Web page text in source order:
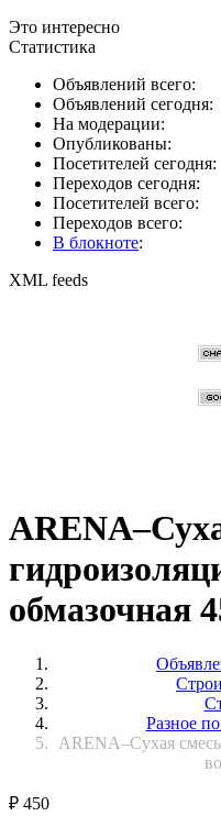
Это интересно
Статистика
Объявлений всего:
Объявлений сегодня:
На модерации:
Опубликованы:
Посетителей сегодня:
Переходов сегодня:
Посетителей всего:
Переходов всего:
В блокноте:
XML feeds
обмазочная
Разное
ARENA–Сухая
₽ 450